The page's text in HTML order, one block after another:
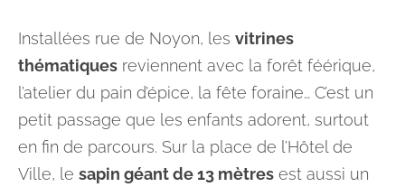
Installées rue de Noyon, les vitrines
thématiques reviennent avec la forêt féérique,
l’atelier du pain d’épice, la fête foraine… C’est un
petit passage que les enfants adorent, surtout
en fin de parcours. Sur la place de l’Hôtel de
Ville, le sapin géant de 13 mètres est aussi un